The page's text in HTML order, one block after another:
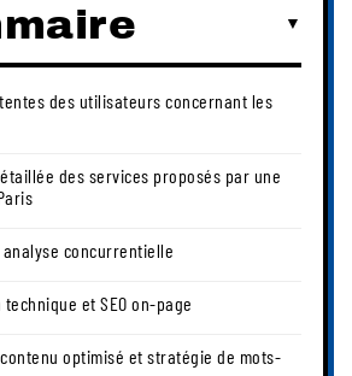
des utilisateurs concernant les
des services proposés par une
analyse concurrentielle
et SEO on-page
optimisé et stratégie de mots-